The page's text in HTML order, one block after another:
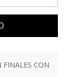
FINALES CON